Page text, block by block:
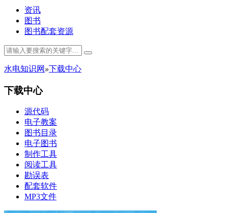
资讯
图书
图书配套资源
水电知识网 »下载中心
下载中心
源代码
电子教案
图书目录
电子图书
制作工具
阅读工具
勘误表
配套软件
MP3文件